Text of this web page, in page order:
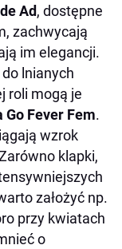
Ad, dostępne
zachwycają
im elegancji.
lnianych
roli mogą je
Go Fever Fem.
wzrok
klapki,
założyć np.
przy kwiatach
o